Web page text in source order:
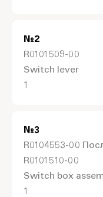
№2
R0101509-00
Switch lever
1
№3
R0104553-00
R0101510-00
Switch box
1